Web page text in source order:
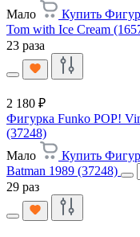
Мало
Купить
Tom with Ice Cream
23 раза
2 180 ₽
Фигурка Funko POP!
(37248)
Мало
Купить
Batman 1989 (37248)
29 раз